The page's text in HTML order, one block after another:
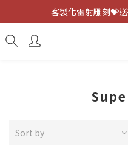
客製化雷射雕刻💝
客製化雷射雕刻💝
避邪防小人⚡指
Sort by